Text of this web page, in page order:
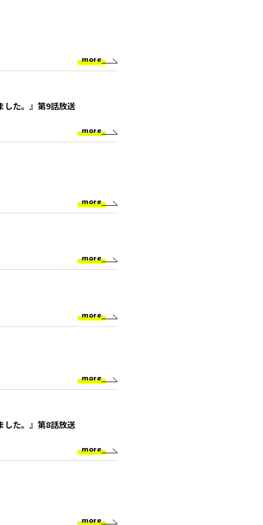
more
した。』第9話放送
more
more
more
more
more
した。』第8話放送
more
more